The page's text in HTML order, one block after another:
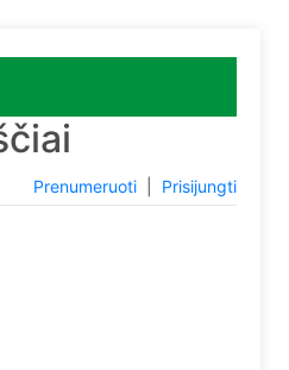
Prenumeruoti Prisijungti